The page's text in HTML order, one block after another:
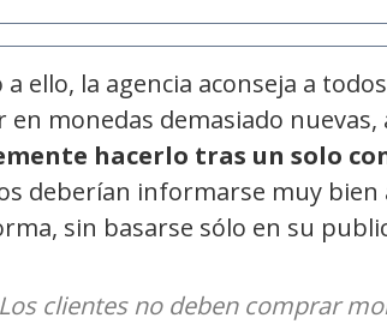
a ello, la agencia aconseja a
en monedas demasiado nuevas,
hacerlo tras un solo
deberían informarse muy
sin basarse sólo en su
Los clientes no deben comprar